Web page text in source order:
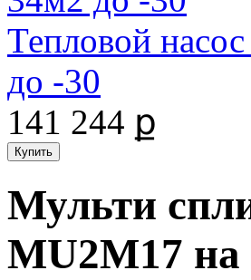
Тепловой
до -30
141 244 ք
Мульти
MU2M17 на